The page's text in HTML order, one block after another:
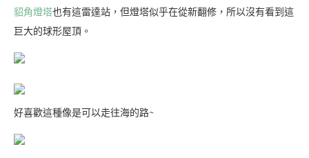
貂角燈塔也有這雷達站，但燈塔似乎在從新翻修，所以沒有看到這
巨大的球形屋頂。
好喜歡這種像是可以走往海的路~